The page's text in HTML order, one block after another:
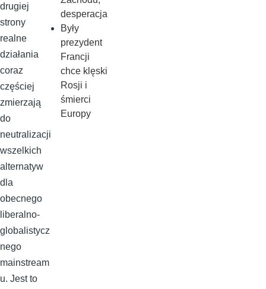
drugiej
strony
realne
działania
coraz
częściej
zmierzają
do
neutralizacji
wszelkich
alternatyw
dla
obecnego
liberalno-
globalistycz
nego
mainstream
u. Jest to
desperacja
Były
prezydent
Francji
chce klęski
Rosji i
śmierci
Europy